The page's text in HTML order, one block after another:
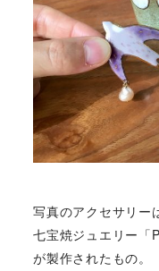
写真のアクセサリー
七宝焼ジュエリー「
が製作されたもの。